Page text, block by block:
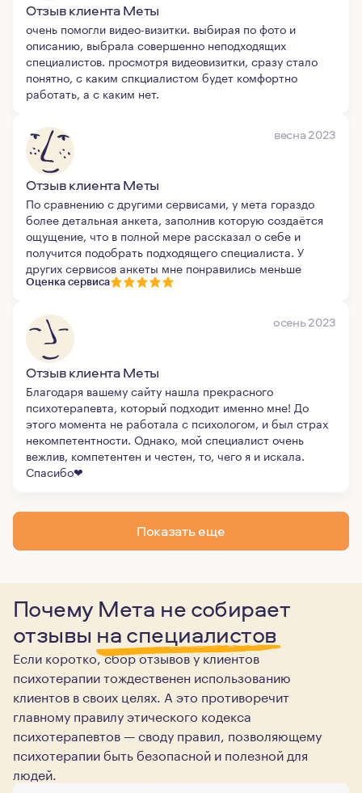
Отзыв клиента Меты
очень помогли видео-визитки. выбирая по фото и
описанию, выбрала совершенно неподходящих
специалистов. просмотря видеовизитки, сразу стало
понятно, с каким спкциалистом будет комфортно
работать, а с каким нет.
весна 2023
Отзыв клиента Меты
По сравнению с другими сервисами, у мета гораздо
более детальная анкета, заполнив которую создаётся
ощущение, что в полной мере рассказал о себе и
получится подобрать подходящего специалиста. У
других сервисов анкеты мне понравились меньше
Оценка сервиса
осень 2023
Отзыв клиента Меты
Благодаря вашему сайту нашла прекрасного
психотерапевта, который подходит именно мне! До
этого момента не работала с психологом, и был страх
некомпетентности. Однако, мой специалист очень
вежлив, компетентен и честен, то, чего я и искала.
Спасибо❤
Показать еще
Почему Мета не собирает
отзывы на специалистов
Если коротко, сбор отзывов у клиентов
психотерапии тождественен использованию
клиентов в своих целях. А это противоречит
главному правилу этического кодекса
психотерапевтов — своду правил, позволяющему
психотерапии быть безопасной и полезной для
людей.